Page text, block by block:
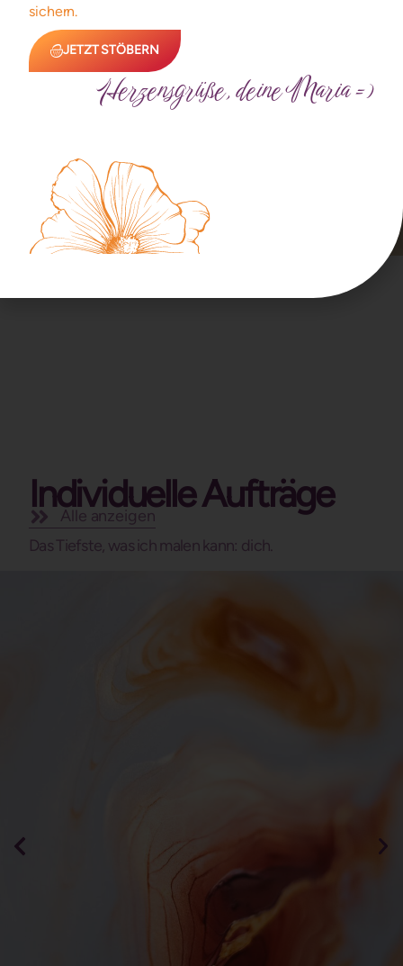
Artprint ~ VULVALIEBE
Individuelle Aufträge
Alle anzeigen
Das Tiefste, was ich malen kann: dich.
sichern.
JETZT STÖBERN
Herzensgrüße, deine Maria =)